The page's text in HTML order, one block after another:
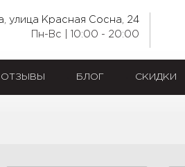
улица Красная Сосна, 24
Пн-Вс | 10:00 - 20:00
ОТЗЫВЫ БЛОГ СКИДКИ